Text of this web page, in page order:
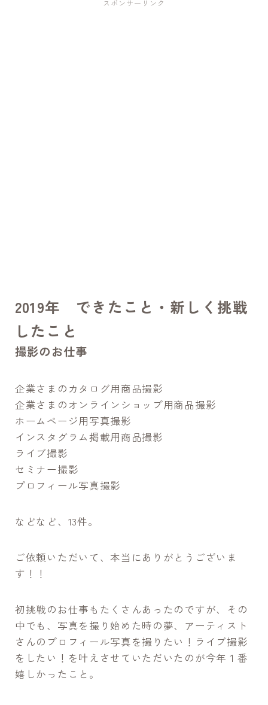
スポンサーリンク
2019年 できたこと・新しく挑戦
したこと
撮影のお仕事
企業さまのカタログ用商品撮影
企業さまのオンラインショップ用商品撮影
ホームページ用写真撮影
インスタグラム掲載用商品撮影
ライブ撮影
セミナー撮影
プロフィール写真撮影
などなど、13件。
ご依頼いただいて、本当にありがとうございま
す！！
初挑戦のお仕事もたくさんあったのですが、その
中でも、写真を撮り始めた時の夢、アーティスト
さんのプロフィール写真を撮りたい！ライブ撮影
をしたい！を叶えさせていただいたのが今年１番
嬉しかったこと。